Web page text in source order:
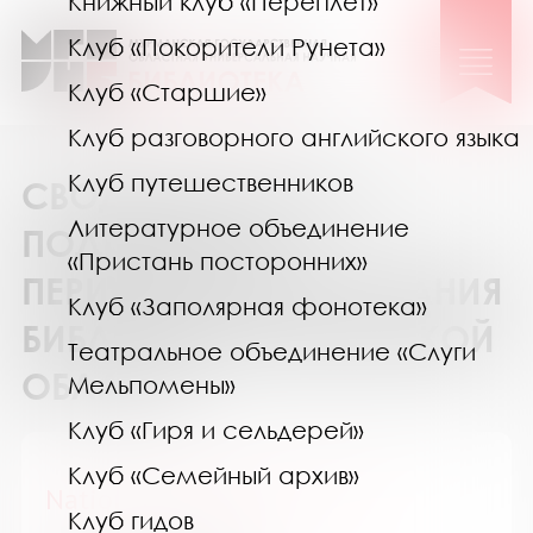
Клуб «Покорители Рунета»
Клуб «Старшие»
Клуб разговорного английского языка
Клуб путешественников
Литературное объединение
«Пристань посторонних»
Клуб «Заполярная фонотека»
Театральное объединение «Слуги
Мельпомены»
Клуб «Гиря и сельдерей»
Клуб «Семейный архив»
Клуб гидов
СВОДНЫЙ КАТАЛОГ
ПОДПИСКИ НА
ПЕРИОДИЧЕСКИЕ ИЗДАНИЯ
БИБЛИОТЕК МУРМАНСКОЙ
ОБЛАСТИ
National Geographic Россия